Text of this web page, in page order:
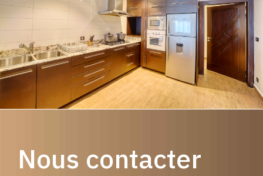
Nous contacter